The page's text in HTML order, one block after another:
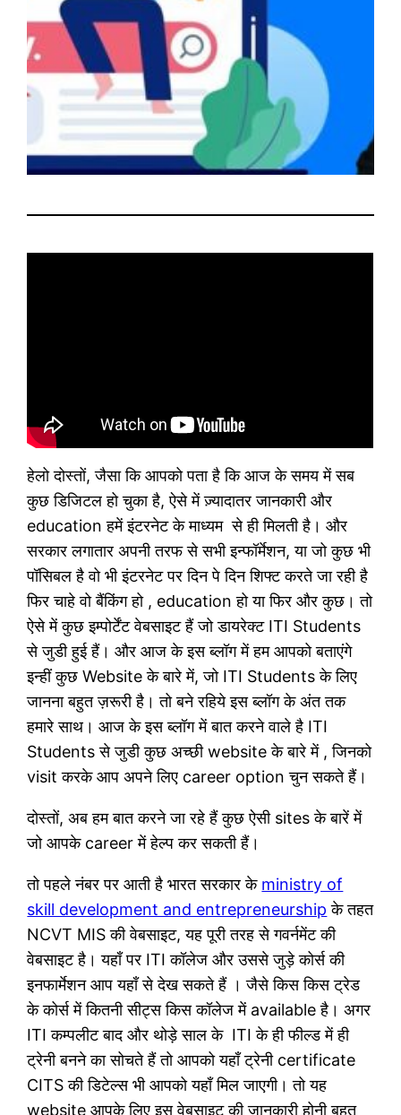
हेलो दोस्तों, जैसा कि आपको पता है कि आज के समय में सब
कुछ डिजिटल हो चुका है, ऐसे में ज़्यादातर जानकारी और
education हमें इंटरनेट के माध्यम से ही मिलती है। और
सरकार लगातार अपनी तरफ से सभी इन्फॉर्मेशन, या जो कुछ भी
पॉसिबल है वो भी इंटरनेट पर दिन पे दिन शिफ्ट करते जा रही है
फिर चाहे वो बैंकिंग हो , education हो या फिर और कुछ। तो
ऐसे में कुछ इम्पोर्टेंट वेबसाइट हैं जो डायरेक्ट ITI Students
से जुडी हुई हैं। और आज के इस ब्लॉग में हम आपको बताएंगे
इन्हीं कुछ Website के बारे में, जो ITI Students के लिए
जानना बहुत ज़रूरी है। तो बने रहिये इस ब्लॉग के अंत तक
हमारे साथ। आज के इस ब्लॉग में बात करने वाले है ITI
Students से जुडी कुछ अच्छी website के बारे में , जिनको
visit करके आप अपने लिए career option चुन सकते हैं।
दोस्तों, अब हम बात करने जा रहे हैं कुछ ऐसी sites के बारें में
जो आपके career में हेल्प कर सकती हैं।
तो पहले नंबर पर आती है भारत सरकार के ministry of
skill development and entrepreneurship के तहत
NCVT MIS की वेबसाइट, यह पूरी तरह से गवर्नमेंट की
वेबसाइट है। यहाँ पर ITI कॉलेज और उससे जुड़े कोर्स की
इनफार्मेशन आप यहाँ से देख सकते हैं । जैसे किस किस ट्रेड
के कोर्स में कितनी सीट्स किस कॉलेज में available है। अगर
ITI कम्पलीट बाद और थोड़े साल के ITI के ही फील्ड में ही
ट्रेनी बनने का सोचते हैं तो आपको यहाँ ट्रेनी certificate
CITS की डिटेल्स भी आपको यहाँ मिल जाएगी। तो यह
website आपके लिए इस वेबसाइट की जानकारी होनी बहुत